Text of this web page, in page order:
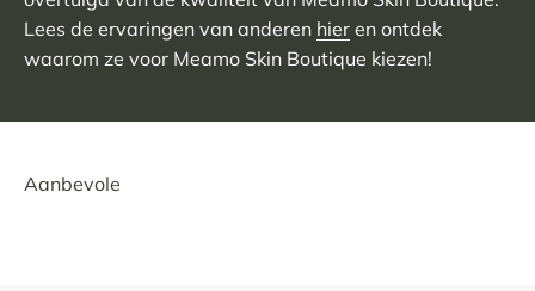
Lees de ervaringen van anderen hier en ontdek
waarom ze voor Meamo Skin Boutique kiezen!